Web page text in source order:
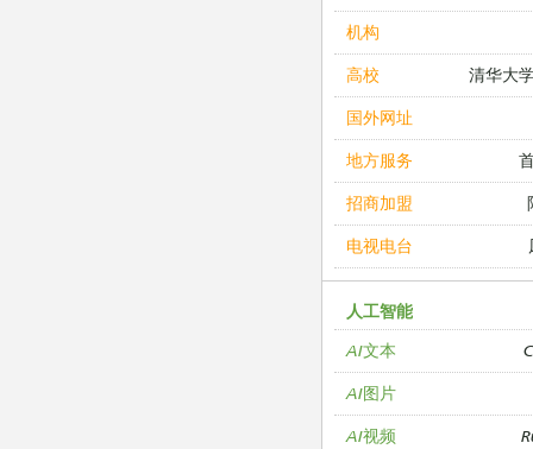
机构
高校 清华大
国外网址
地方服务
招商加盟
电视电台
人工智能
AI文本
AI图片
AI视频